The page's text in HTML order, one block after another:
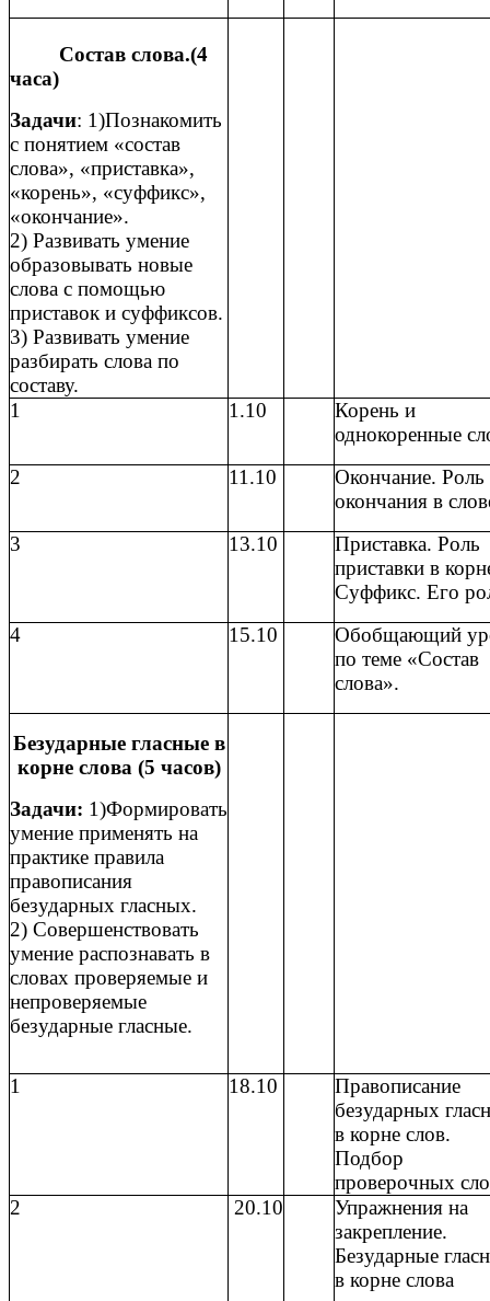
Состав слова.(4
часа)
Задачи: 1)Познакомить
с понятием «состав
слова», «приставка»,
«корень», «суффикс»,
«окончание».
2) Развивать умение
образовывать новые
слова с помощью
приставок и суффиксов.
3) Развивать умение
разбирать слова по
составу.
1
1.10
Корень и
однокоренные
2
11.10
Окончание. Роль
окончания в
3
13.10
Приставка. Роль
приставки в
Суффикс. Его
4
15.10
Обобщающий
по теме «Состав
слова».
Безударные гласные в
корне слова (5 часов)
Задачи: 1)Формировать
умение применять на
практике правила
правописания
безударных гласных.
2) Совершенствовать
умение распознавать в
словах проверяемые и
непроверяемые
безударные гласные.
1 18.10
Правописание
безударных
в корне слов.
Подбор
проверочных
2
20.10
Упражнения на
закрепление.
Безударные
в корне слова